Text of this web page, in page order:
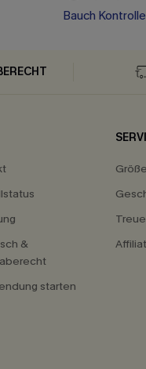
Bauch Kontrolle
&
starten